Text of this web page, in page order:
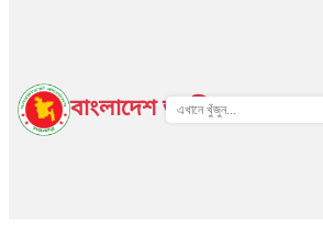
বাংলাদেশ জাতীয় তথ্য বাতায়ন